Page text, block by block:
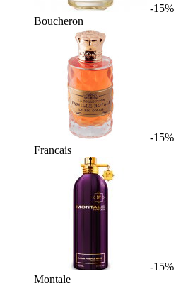
-15%
Boucheron
-15%
Francais
-15%
Montale